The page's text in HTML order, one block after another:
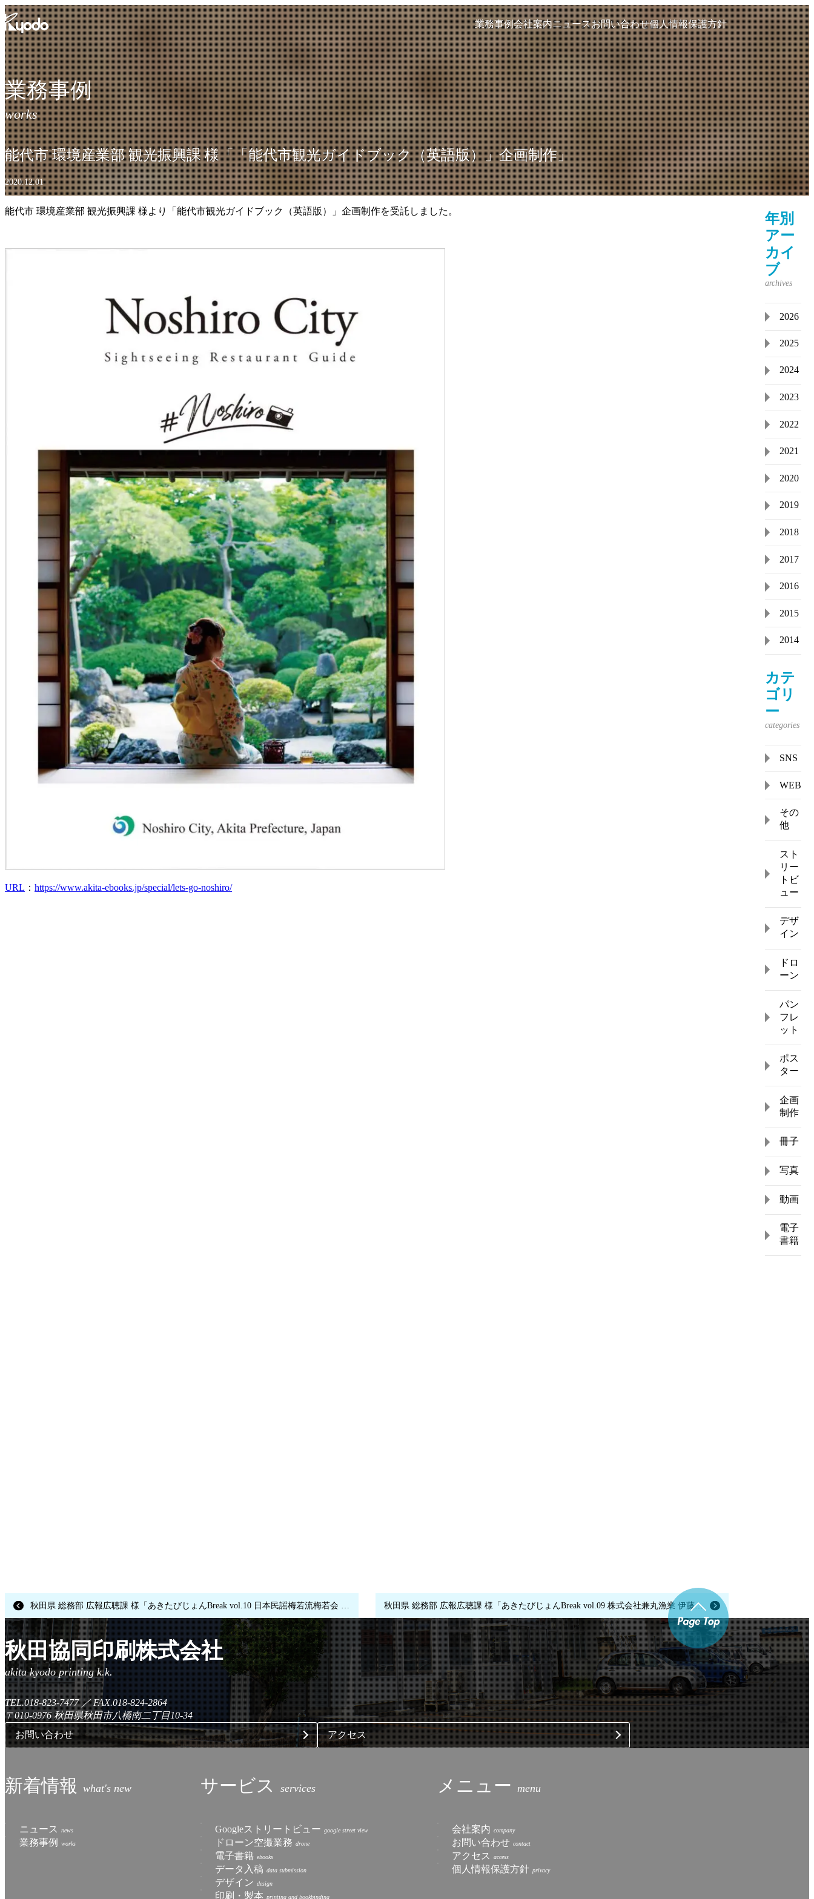
コ
ン
テ
ン
ツ
を
表
示
業務事例会社案内ニュースお問い合わせ個人情報保護方針
業務事例
能代市 環境産業部 観光振興課 様「「能代市観光ガイドブック（英語版）」企画制作」
2020.12.01
能代市 環境産業部 観光振興課 様より「能代市観光ガイドブック（英語版）」企画制作を受託しました。
URL ： https://www.akita-ebooks.jp/special/lets-go-noshiro/
秋田県 総務部 広報広聴課 様「あきたびじょんBreak vol.09 株式会社兼丸漁業 伊藤徳洋さん」
年別
アー
カイ
ブ
2026
2025
2024
2023
2022
2021
2020
2019
2018
2017
2016
2015
2014
カテ
ゴリ
ー
SNS
WEB
その
他
スト
リー
トビ
ュー
デザ
イン
ドロ
ーン
パン
フレ
ット
ポス
ター
企画
制作
冊子
写真
動画
電子
書籍
秋田協同印刷株式会社
TEL.018-823-7477／FAX.018-824-2864
〒010-0976秋田県秋田市八橋南二丁目10-34
お問い合わせ
アクセス
新着情報
ニュース
業務事例
サービス
Googleストリートビュー
ドローン空撮業務
電子書籍
データ入稿
デザイン
印刷・製本
メニュー
会社案内
お問い合わせ
アクセス
個人情報保護方針